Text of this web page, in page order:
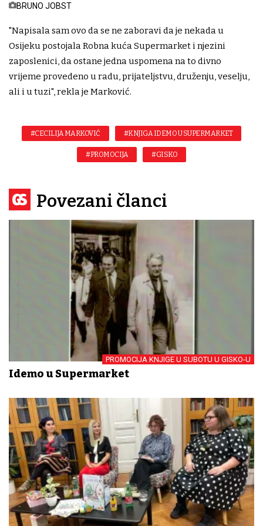
BRUNO JOBST
"Napisala sam ovo da se ne zaboravi da je nekada u
Osijeku postojala Robna kuća Supermarket i njezini
zaposlenici, da ostane jedna uspomena na to divno
vrijeme provedeno u radu, prijateljstvu, druženju, veselju,
ali i u tuzi", rekla je Marković.
#CECILIJA MARKOVIĆ #KNJIGA IDEMO U SUPERMARKET
#PROMOCIJA #GISKO
Povezani članci
PROMOCIJA KNJIGE U SUBOTU U GISKO-U
Idemo u Supermarket